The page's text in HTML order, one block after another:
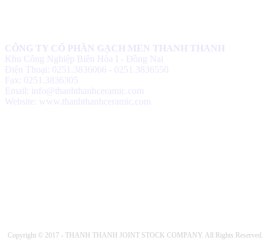
CÔNG TY CỔ PHẦN GẠCH MEN THANH THANH
Khu Công Nghiệp Biên Hòa I - Đồng Nai
Điện Thoại: 0251.3836066 - 0251.3836550
Fax: 0251.3836305
Email: info@thanhthanhceramic.com
Website: www.thanhthanhceramic.com
Copyright © 2017 - THANH THANH JOINT STOCK COMPANY. All Rights Reserved.